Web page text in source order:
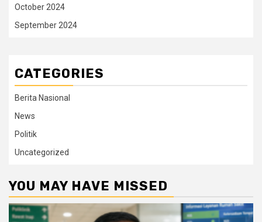
October 2024
September 2024
CATEGORIES
Berita Nasional
News
Politik
Uncategorized
YOU MAY HAVE MISSED